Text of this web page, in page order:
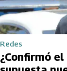
Redes
¿Confirmó